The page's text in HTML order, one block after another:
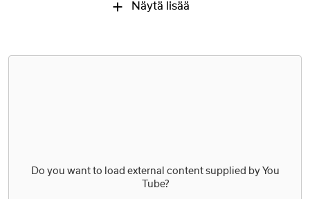
Näytä lisää
Do you want to load external content supplied by You
Tube?